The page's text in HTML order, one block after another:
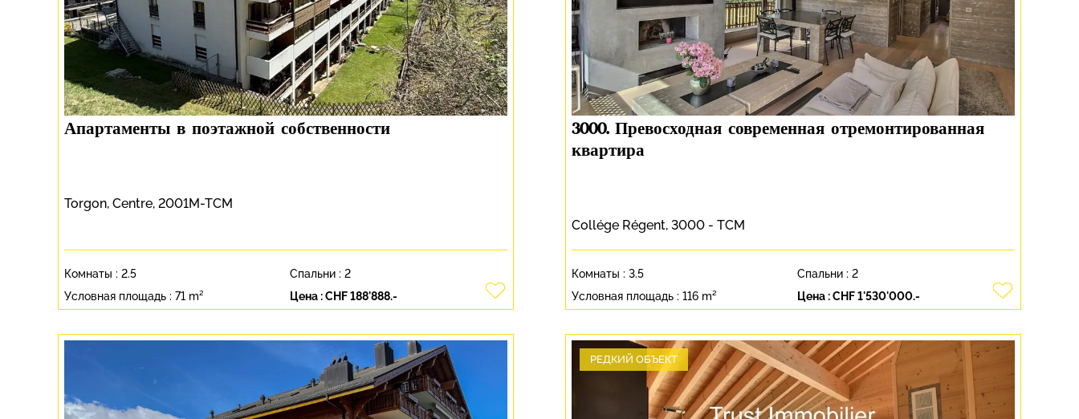
Апартаменты в поэтажной собственности
Torgon, Centre, 2001M-TCM
Цена :CHF 188'888.-
Комнаты : 2.5 Спальни : 2
Условная площадь : 71 m²
3000. Превосходная современная отремонтированная
квартира
Collége Régent, 3000 - TCM
Цена :CHF 1'530'000.-
Комнаты : 3.5 Спальни : 2
Условная площадь : 116 m²
РЕДКИЙ ОБЪЕКТ